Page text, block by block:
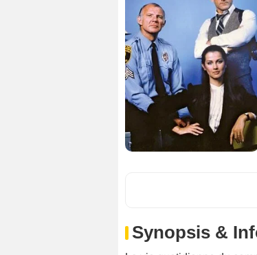
Synopsis &